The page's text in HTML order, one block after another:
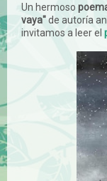
Un hermoso
vaya"de autoría
invitamos a leer el